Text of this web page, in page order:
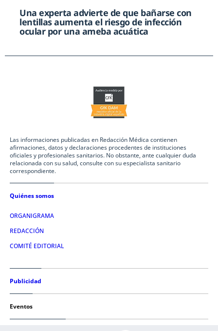
Una experta advierte de que bañarse con
lentillas aumenta el riesgo de infección
ocular por una ameba acuática
Las informaciones publicadas en Redacción Médica contienen
afirmaciones, datos y declaraciones procedentes de instituciones
oficiales y profesionales sanitarios. No obstante, ante cualquier duda
relacionada con su salud, consulte con su especialista sanitario
correspondiente.
Quiénes somos
ORGANIGRAMA
REDACCIÓN
COMITÉ EDITORIAL
Publicidad
Eventos